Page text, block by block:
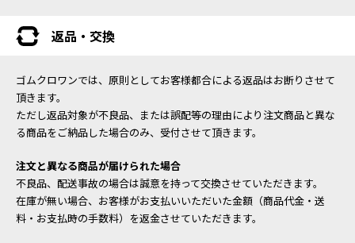
返品・交換
ゴムクロワンでは、原則としてお客様都合による返品はお断りさせて
頂きます。
ただし返品対象が不良品、または誤配等の理由により注文商品と異な
る商品をご納品した場合のみ、受付させて頂きます。
注文と異なる商品が届けられた場合
不良品、配送事故の場合は誠意を持って交換させていただきます。
在庫が無い場合、お客様がお支払いいただいた金額（商品代金・送
料・お支払時の手数料）を返金させていただきます。